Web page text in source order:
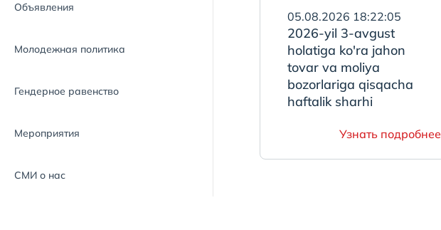
Объявления
Молодежная политика
Гендерное равенство
Мероприятия
СМИ о нас
05.08.2026 18:22:05
2026-yil 3-avgust
holatiga ko'ra jahon
tovar va moliya
bozorlariga qisqacha
haftalik sharhi
Узнать подробнее